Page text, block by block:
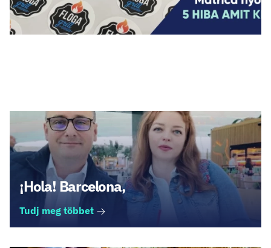
¡Hola! Barcelona,
Tudj meg többet